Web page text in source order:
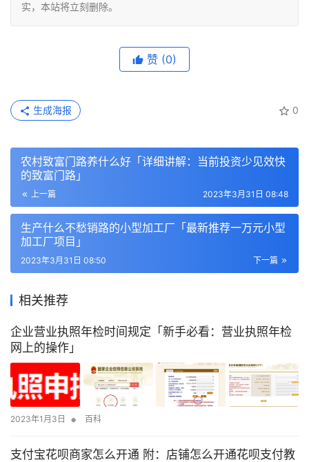
实，本站将立刻删除。
赞 (0)
0
生成海报
农村致富门路养什么好「详细讲解：当前投资少见效快
的致富门路」
上一篇 2023年3月31日 08:48
生产什么不愁销路的小型加工厂「最新推荐一万元小型
加工厂项目」
下一篇
2023年3月31日 08:50
相关推荐
企业营业执照年检时间规定「新手必看：营业执照年检
网上的操作」
2023年1月3日 • 百科
支付宝花呗商家怎么开通 附：店铺怎么开通花呗支付教